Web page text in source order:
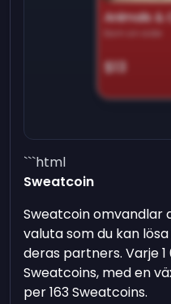
Animals &
$13
```html
Sweatcoin
Sweatcoin omvandlar
valuta som du kan
deras partners. Varje
Sweatcoins, med en
per 163 Sweatcoins.